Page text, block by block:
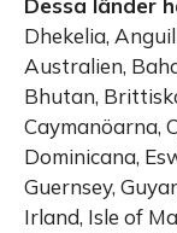
Dessa länder
Dhekelia,
Australien,
Bhutan,
Caymanöarna,
Dominicana,
Guernsey,
Irland, Isle of